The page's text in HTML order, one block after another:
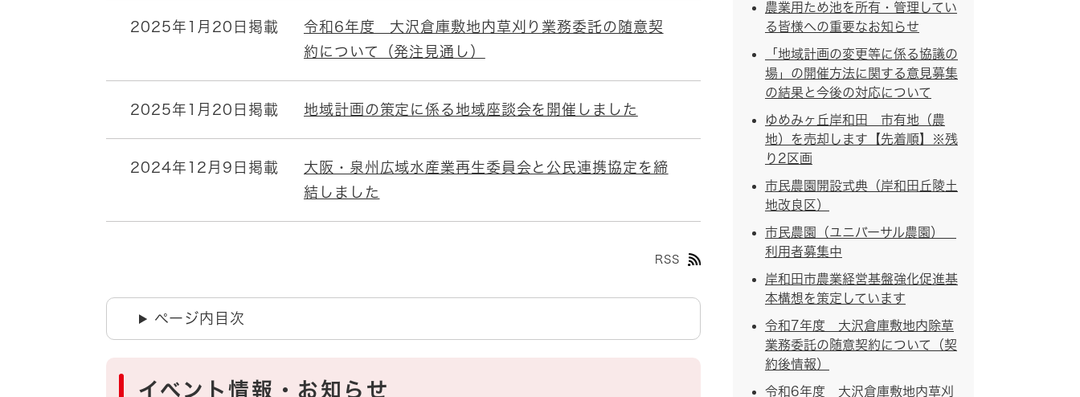
2025年1月20日掲載
令和6年度 大沢倉庫敷地内草刈り業務委託の随意契
約について（発注見通し）
2025年1月20日掲載 地域計画の策定に係る地域座談会を開催しました
2024年12月9日掲載
大阪・泉州広域水産業再生委員会と公民連携協定を締
結しました
RSS
ページ内目次
イベント情報・お知らせ
農業用ため池を所有・管理してい
る皆様への重要なお知らせ
「地域計画の変更等に係る協議の
場」の開催方法に関する意見募集
の結果と今後の対応について
ゆめみヶ丘岸和田 市有地（農
地）を売却します【先着順】※残
り2区画
市民農園開設式典（岸和田丘陵土
地改良区）
市民農園（ユニバーサル農園）
利用者募集中
岸和田市農業経営基盤強化促進基
本構想を策定しています
令和7年度 大沢倉庫敷地内除草
業務委託の随意契約について（契
約後情報）
令和6年度 大沢倉庫敷地内草刈